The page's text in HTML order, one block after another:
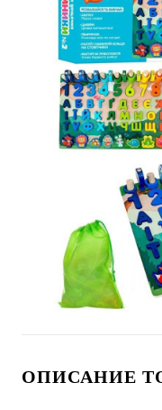
ОПИСАНИЕ